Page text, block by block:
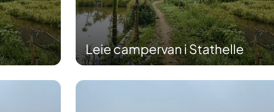
Leie campervan i Stathelle